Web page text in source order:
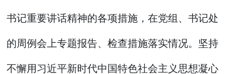
书记重要讲话精神的各项措施，在党组、书记处
的周例会上专题报告、检查措施落实情况。坚持
不懈用习近平新时代中国特色社会主义思想凝心